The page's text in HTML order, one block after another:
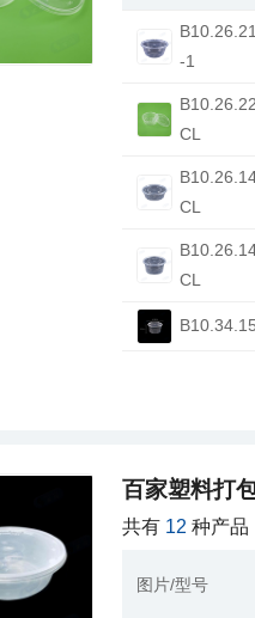
-1
CL
CL
CL
百家塑料打
共有 12 种产品
图片/型号